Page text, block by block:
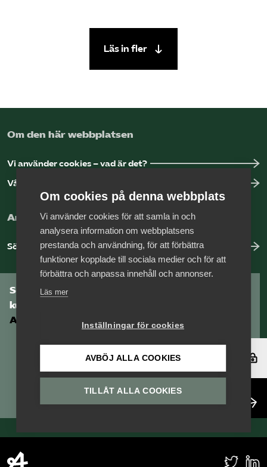
Läs in fler
Om den här webbplatsen
Vi använder cookies – vad är det?
Vår dataskyddspolicy
Arbeta hos Vårdföretagarna?
Sök jobb hos oss
Som medlem har du tillgång till vår digitala
kunskapsbank
Arbetsgivarguiden
Logga in
Om cookies på denna webbplats
Vi använder cookies för att samla in och
analysera information om webbplatsens
prestanda och användning, för att förbättra
funktioner kopplade till sociala medier och för att
förbättra och anpassa innehåll och annonser.
Läs mer
Inställningar för cookies
AVBÖJ ALLA COOKIES
TILLÅT ALLA COOKIES